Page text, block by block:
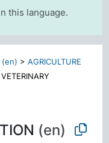
this language.
(en) >AGRICULTURE
VETERINARY
(en)